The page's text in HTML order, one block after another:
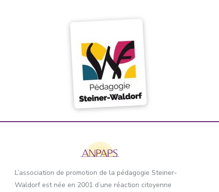
L’association de promotion de la pédagogie Steiner-
Waldorf est née en 2001 d’une réaction citoyenne